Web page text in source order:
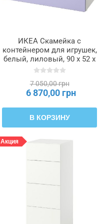
ИКЕА Скамейка с
контейнером для игрушек,
белый, лиловый, 90 x 52 x
48 см SMÅSTAD
7 050,00 грн
6 870,00 грн
В КОРЗИНУ
Акция